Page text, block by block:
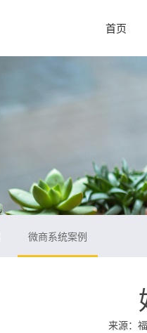
首页
微商系统案例
来源：